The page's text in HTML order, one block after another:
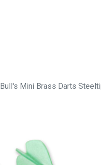
Bull's Mini Brass Darts